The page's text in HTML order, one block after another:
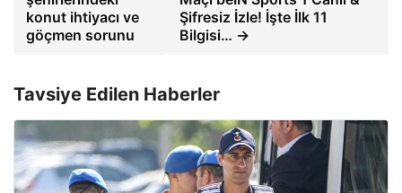
konut ihtiyacı ve
göçmen sorunu
Şifresiz İzle! İşte İlk 11
Bilgisi… →
Tavsiye Edilen Haberler